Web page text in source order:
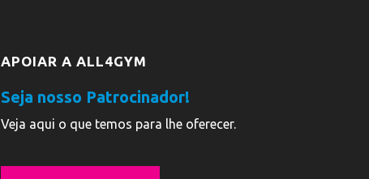
APOIAR A ALL4GYM
Seja nosso Patrocinador!
Veja aqui o que temos para lhe oferecer.